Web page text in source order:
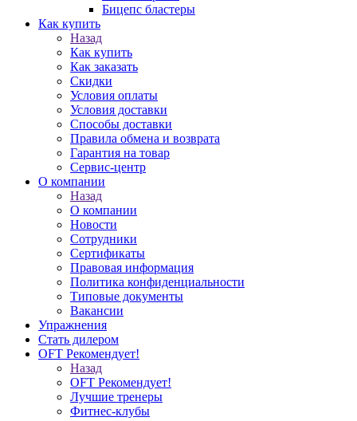
Бицепс бластеры
Как купить
Назад
Как купить
Как заказать
Скидки
Условия оплаты
Условия доставки
Способы доставки
Правила обмена и возврата
Гарантия на товар
Сервис-центр
О компании
Назад
О компании
Новости
Сотрудники
Сертификаты
Правовая информация
Политика конфиденциальности
Типовые документы
Вакансии
Упражнения
Стать дилером
OFT Рекомендует!
Назад
OFT Рекомендует!
Лучшие тренеры
Фитнес-клубы